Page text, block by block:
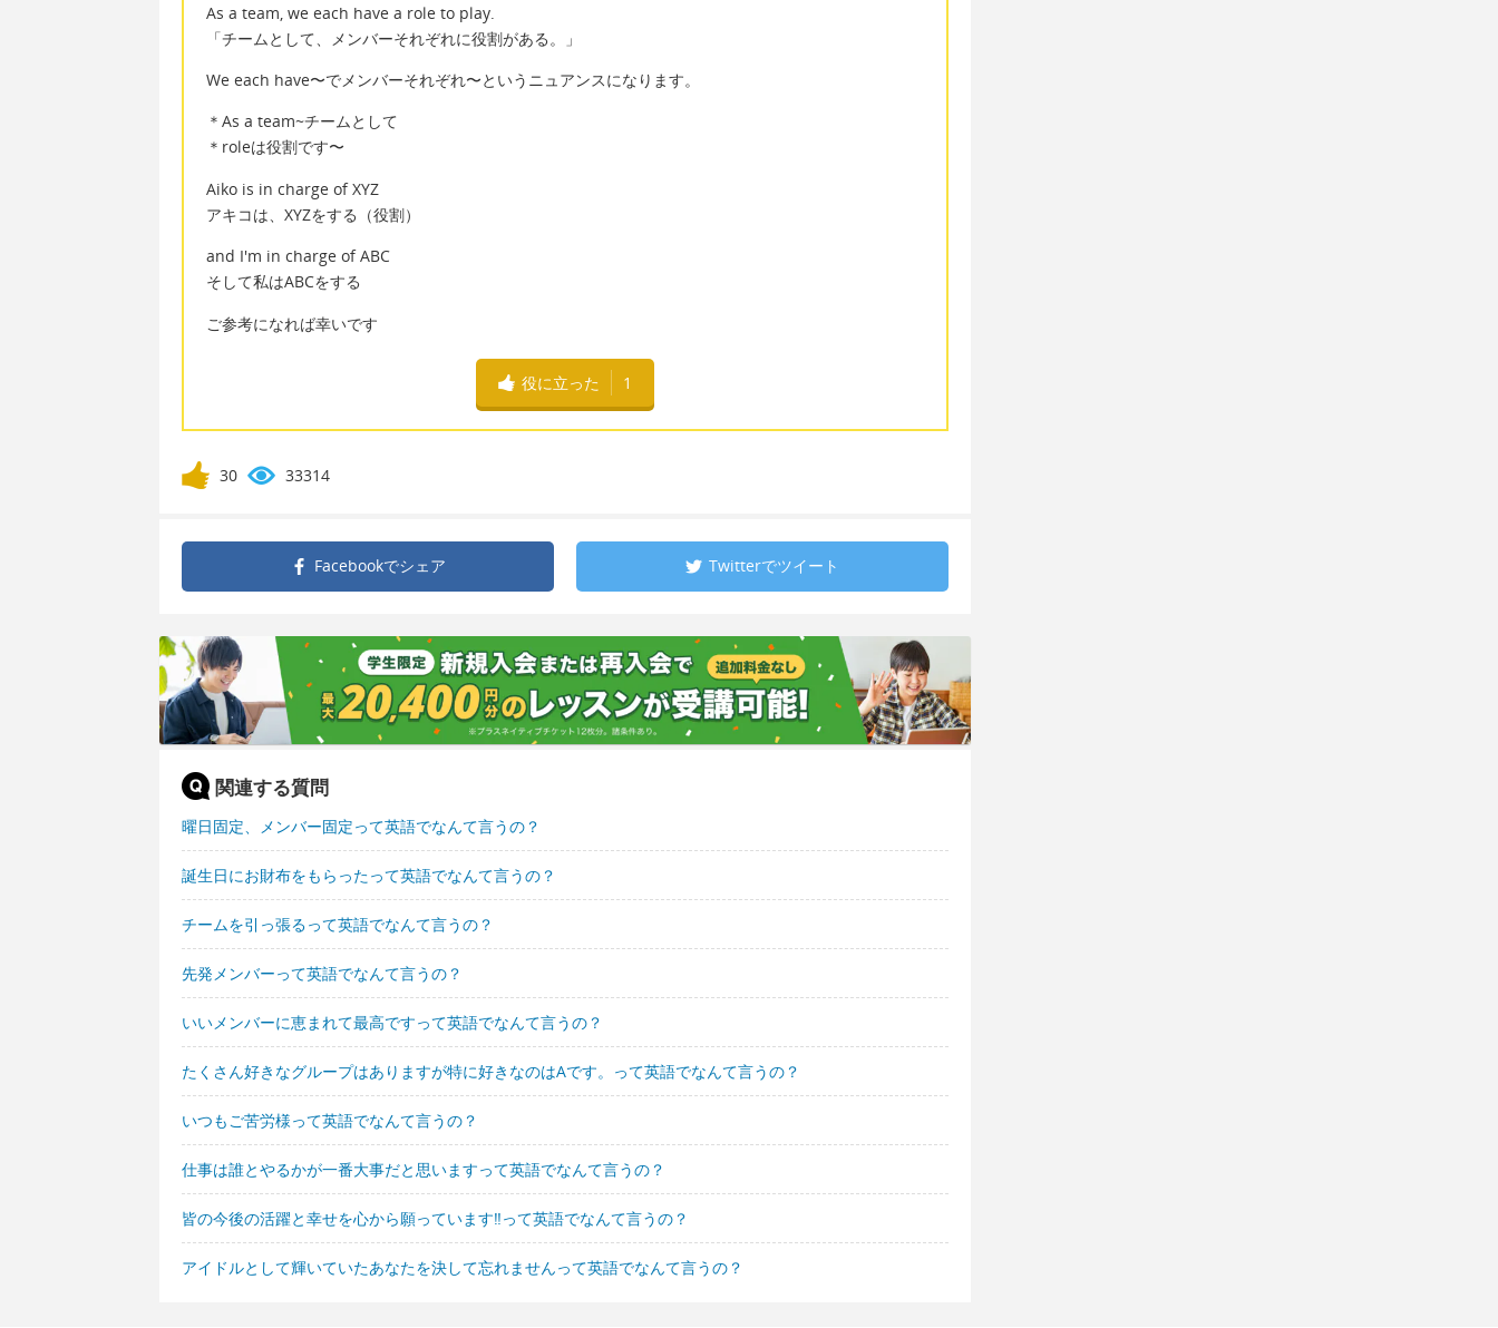
As a team, we each have a role to play.
「チームとして、メンバーそれぞれに役割がある。」
We each have〜でメンバーそれぞれ〜というニュアンスになります。
＊As a team~チームとして
＊roleは役割です〜
Aiko is in charge of XYZ
アキコは、XYZをする（役割）
and I'm in charge of ABC
そして私はABCをする
ご参考になれば幸いです
役に立った 1
30 33314
Facebookでシェア Twitterでツイート
関連する質問
曜日固定、メンバー固定って英語でなんて言うの？
誕生日にお財布をもらったって英語でなんて言うの？
チームを引っ張るって英語でなんて言うの？
先発メンバーって英語でなんて言うの？
いいメンバーに恵まれて最高ですって英語でなんて言うの？
たくさん好きなグループはありますが特に好きなのはAです。って英語でなんて言うの？
いつもご苦労様って英語でなんて言うの？
仕事は誰とやるかが一番大事だと思いますって英語でなんて言うの？
皆の今後の活躍と幸せを心から願っています‼️って英語でなんて言うの？
アイドルとして輝いていたあなたを決して忘れませんって英語でなんて言うの？